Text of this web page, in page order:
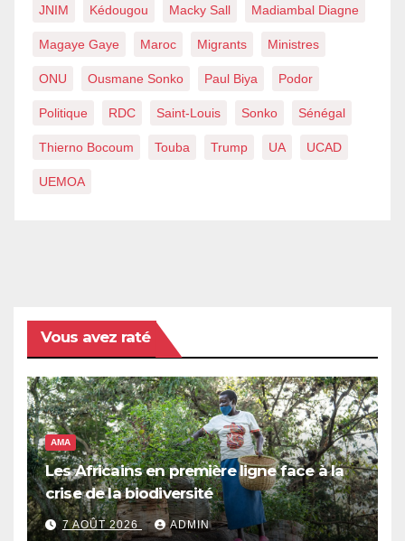
JNIM Kédougou Macky Sall Madiambal Diagne
Magaye Gaye Maroc Migrants Ministres
ONU Ousmane Sonko Paul Biya Podor
Politique RDC Saint-Louis Sonko Sénégal
Thierno Bocoum Touba Trump UA UCAD
UEMOA
Vous avez raté
AMA
Les Africains en première ligne face à la
crise de la biodiversité
7 AOÛT 2026 ADMIN